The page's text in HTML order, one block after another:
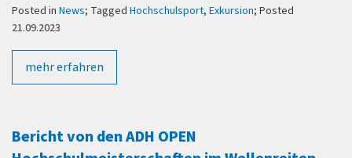
Posted in News; Tagged Hochschulsport, Exkursion; Posted
21.09.2023
mehr erfahren
Bericht von den ADH OPEN